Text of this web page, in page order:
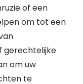
of een
om tot een
gerechtelijke
om uw
te